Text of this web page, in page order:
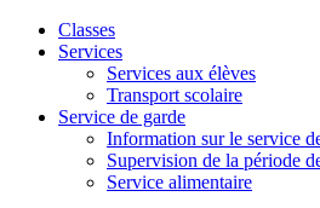
Classes
Services
Services aux élèves
Transport scolaire
Service de garde
Information sur le service
Supervision de la période
Service alimentaire